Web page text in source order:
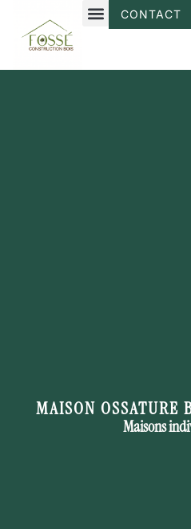
CONTACT
MAISON OSSATURE
Maisons